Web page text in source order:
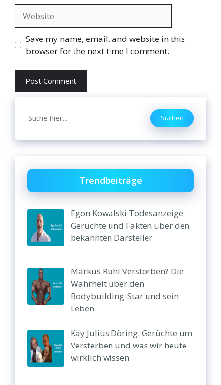
Save my name, email, and website in this
browser for the next time I comment.
Search Suchen
Trendbeiträge
Egon Kowalski Todesanzeige:
Gerüchte und Fakten über den
bekannten Darsteller
Markus Rühl Verstorben? Die
Wahrheit über den
Bodybuilding-Star und sein
Leben
Kay Julius Döring: Gerüchte um
Versterben und was wir heute
wirklich wissen